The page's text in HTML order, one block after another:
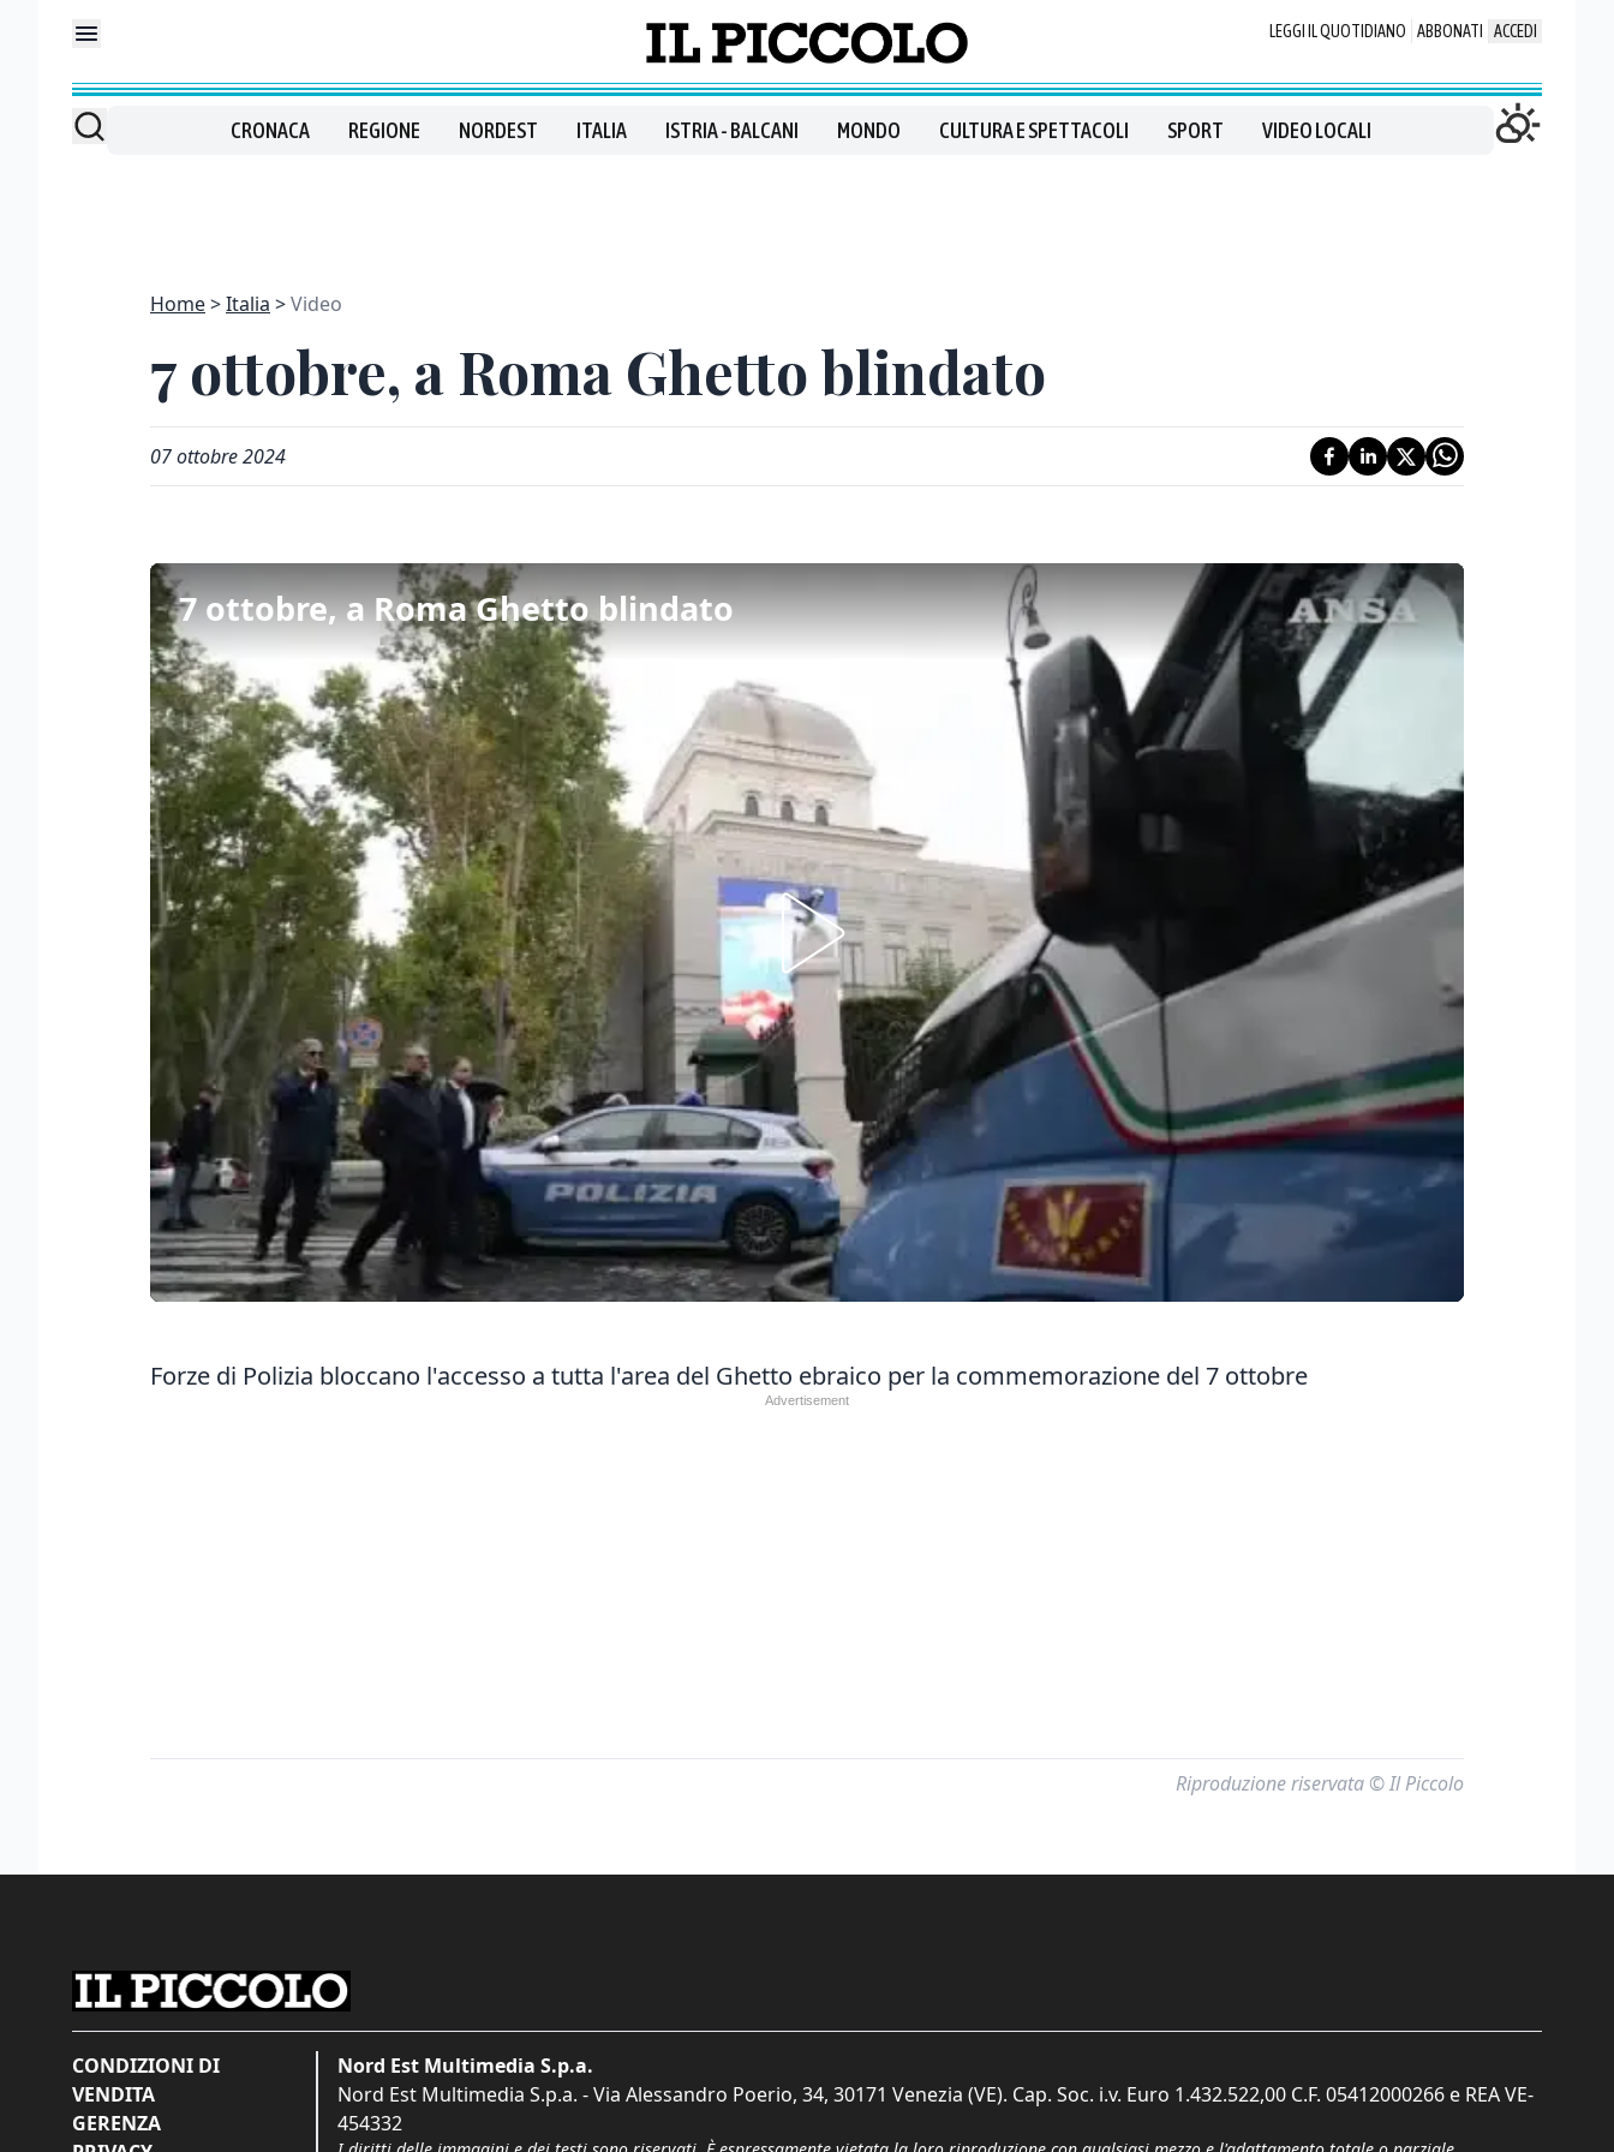
LEGGI IL QUOTIDIANO ABBONATI ACCEDI
CRONACA REGIONE NORDEST ITALIA ISTRIA - BALCANI MONDO CULTURA E SPETTACOLI SPORT VIDEO LOCALI
Home Italia Video
7 ottobre, a Roma Ghetto blindato
07 ottobre 2024
7 ottobre, a Roma Ghetto blindato
Forze di Polizia bloccano l'accesso a tutta l'area del Ghetto ebraico per la commemorazione del 7 ottobre
Riproduzione riservata © Il Piccolo
CONDIZIONI DI
VENDITA
GERENZA
Nord Est Multimedia S.p.a.
Nord Est Multimedia S.p.a. - Via Alessandro Poerio, 34, 30171 Venezia (VE). Cap. Soc. i.v. Euro 1.432.522,00 C.F. 05412000266 e REA VE-
454332